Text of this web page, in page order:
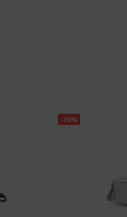
-30%